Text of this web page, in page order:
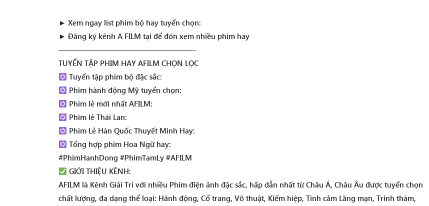
► Xem ngay list phim bộ hay tuyển chọn:
► Đăng ký kênh A FILM tại để đón xem nhiều phim hay
——————————————————-
TUYỂN TẬP PHIM HAY AFILM CHỌN LỌC
Tuyển tập phim bộ đặc sắc:
Phim hành động Mỹ tuyển chọn:
Phim lẻ mới nhất AFILM:
Phim lẻ Thái Lan:
Phim Lẻ Hàn Quốc Thuyết Minh Hay:
Tổng hợp phim Hoa Ngữ hay:
#PhimHanhDong #PhimTamLy #AFILM
GIỚI THIỆU KÊNH:
AFILM là Kênh Giải Trí với nhiều Phim điện ảnh đặc sắc, hấp dẫn nhất từ Châu Á, Châu Âu được tuyển chọn
chất lượng, đa dạng thể loại: Hành động, Cổ trang, Võ thuật, Kiếm hiệp, Tình cảm Lãng mạn, Trinh thám,